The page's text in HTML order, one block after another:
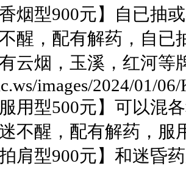
香烟型900元】自已抽
醒，配有解药，自已
云烟，玉溪，红河等
images/2024/01/
服用型500元】可以混
不醒，配有解药，服
拍肩型900元】和迷昏